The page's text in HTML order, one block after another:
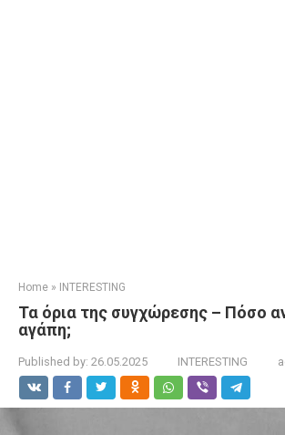
Home » INTERESTING
Τα όρια της συγχώρεσης – Πόσο
αγάπη;
Published by: 26.05.2025 INTERESTING